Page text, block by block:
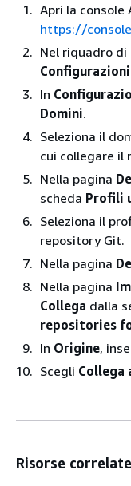
Apri la console
https://
Nel riquadro
In
Domini.
Seleziona il
cui collegare il
Nella pagina
scheda Profili
Seleziona il
repository Git.
Nella pagina
Nella pagina
Collega dalla
repositories
In Origine,
Scegli Collega
Risorse correlate